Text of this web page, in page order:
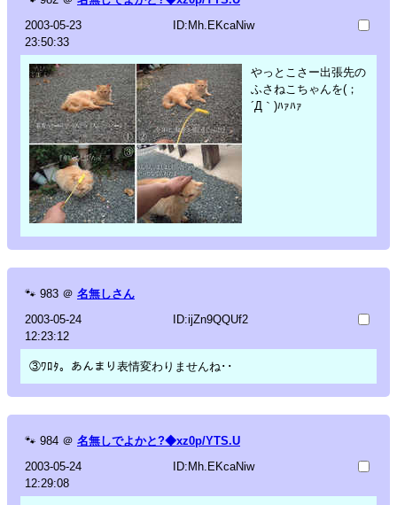
2003-05-23
23:50:33
ID:Mh.EKcaNiw
やっとこさー出張先の
ふさねこちゃんを(；
´Д｀)ﾊｧﾊｧ
🐾 983 ＠ 名無しさん
2003-05-24
12:23:12
ID:ijZn9QQUf2
③ﾜﾛﾀ。あんまり表情変わりませんね･･
🐾 984 ＠ 名無しでよかと?◆xz0p/YTS.U
2003-05-24
12:29:08
ID:Mh.EKcaNiw